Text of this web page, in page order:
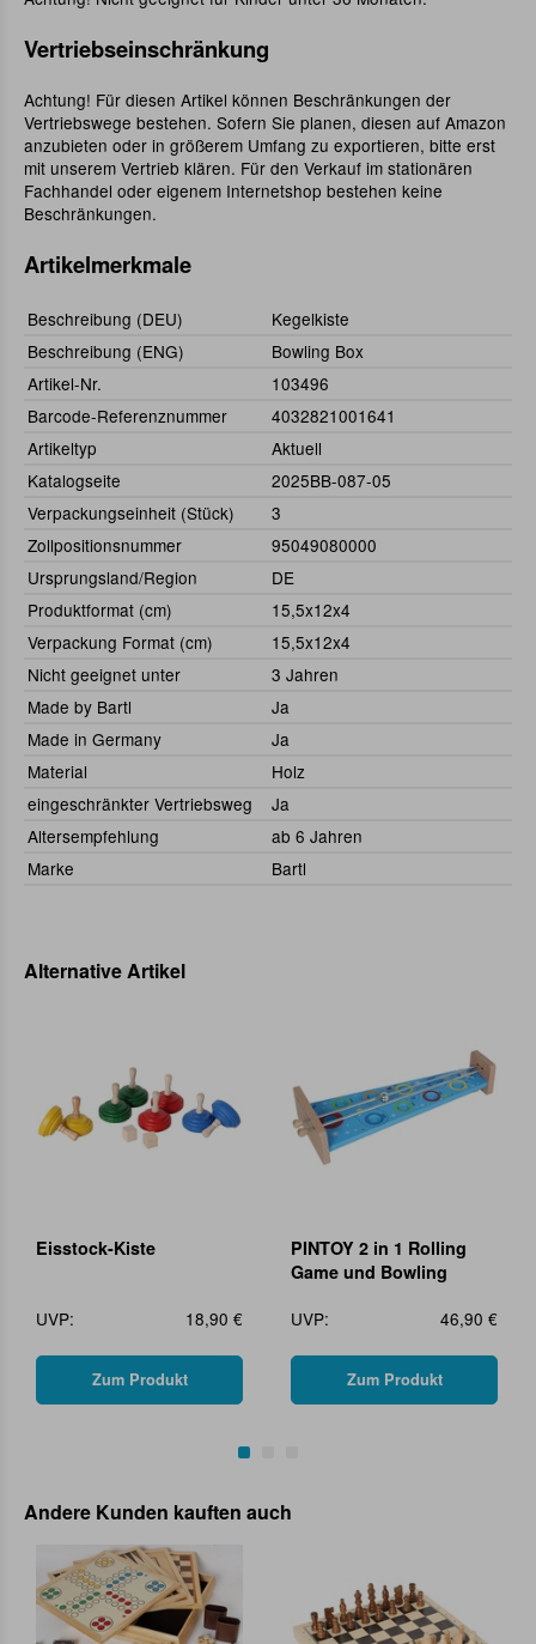
Vertriebseinschränkung
Achtung! Für diesen Artikel können Beschränkungen der
Vertriebswege bestehen. Sofern Sie planen, diesen auf Amazon
anzubieten oder in größerem Umfang zu exportieren, bitte erst
mit unserem Vertrieb klären. Für den Verkauf im stationären
Fachhandel oder eigenem Internetshop bestehen keine
Beschränkungen.
Artikelmerkmale
Beschreibung (DEU)
Kegelkiste
Beschreibung (ENG)
Bowling Box
Artikel-Nr.
103496
Barcode-Referenznummer
4032821001641
Artikeltyp
Aktuell
Katalogseite
2025BB-087-05
Verpackungseinheit (Stück)
3
Zollpositionsnummer
95049080000
Ursprungsland/Region
DE
Produktformat (cm)
15,5x12x4
Verpackung Format (cm)
15,5x12x4
Nicht geeignet unter
3 Jahren
Made by Bartl
Ja
Made in Germany
Ja
Material
Holz
eingeschränkter Vertriebsweg
Ja
Altersempfehlung
ab 6 Jahren
Marke
Bartl
Alternative Artikel
Eisstock-Kiste
UVP: 18,90 €
Zum Produkt
PINTOY 2 in 1 Rolling
Game und Bowling
UVP:
46,90 €
Zum Produkt
Andere Kunden kauften auch